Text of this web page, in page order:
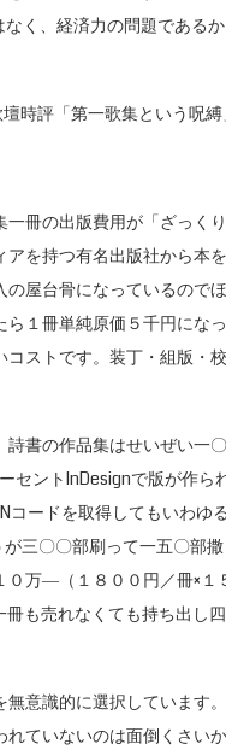
く、経済力の問題であるか
時評「第一歌集という呪縛
冊の出版費用が「ざっくり
を持つ有名出版社から本を
屋台骨になっているのでほ
１冊単純原価５千円になっ
ストです。装丁・組版・校
書の作品集はせいぜい一〇
セントInDesignで版が作ら
コードを取得してもいわゆる
三〇〇部刷って一五〇部撒
０万―（１８００円／冊×１
も売れなくても持ち出し四
意識的に選択しています。
ていないのは面倒くさいか